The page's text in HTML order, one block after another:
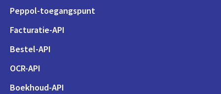
Peppol-toegangspunt
Facturatie-API
Bestel-API
OCR-API
Boekhoud-API